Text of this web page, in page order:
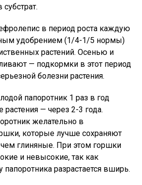
в период роста каждую
удобрением (1/4-1/5 нормы)
растений. Осенью и
— подкормки в этот период
болезни растения.
папоротник 1 раз в год
растения — через 2-3 года.
желательно в
которые лучше сохраняют
глиняные. При этом горшки
и невысокие, так как
папоротника разрастается вширь.